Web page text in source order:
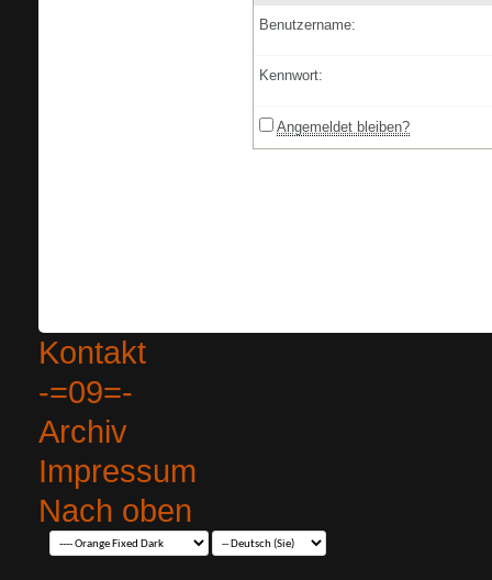
Benutzername:
Kennwort:
Angemeldet bleiben?
Kontakt
-=09=-
Archiv
Impressum
Nach oben